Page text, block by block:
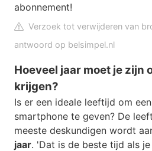
abonnement!
Verzoek tot verwijderen van
antwoord op belsimpel.nl
Hoeveel jaar moet je zijn
krijgen?
Is er een ideale leeftijd om
smartphone te geven? De
meeste deskundigen wordt
jaar. 'Dat is de beste tijd als